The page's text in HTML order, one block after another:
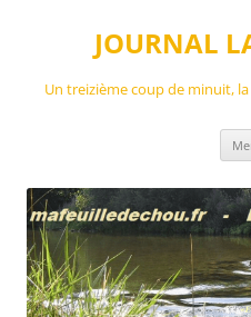
JOURNAL
Un treizième coup de minuit,